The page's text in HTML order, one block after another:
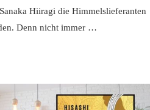
Hiiragi die Himmelslieferanten
Denn nicht immer …